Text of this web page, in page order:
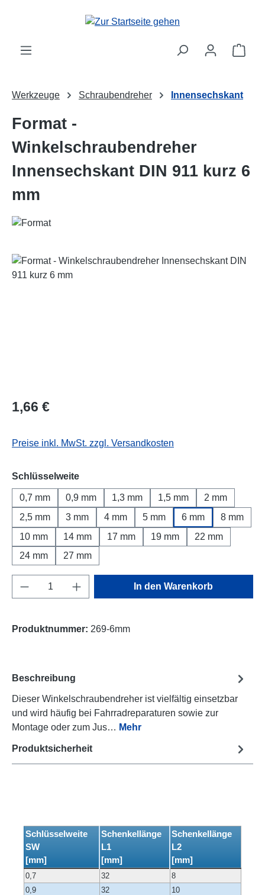
Zum Hauptinhalt springen
Werkzeuge Schraubendreher Innensechskant
Format -
Winkelschraubendreher
Innensechskant DIN 911 kurz 6
mm
Bildergalerie überspringen
Regulärer Preis:
1,66 €
Preise inkl. MwSt. zzgl. Versandkosten
Schlüsselweiteauswählen
0,7 mm 0,9 mm 1,3 mm 1,5 mm
2 mm
2,5 mm
3 mm 4 mm 5 mm 6 mm
8 mm
10 mm
14 mm 17 mm 19 mm
22 mm
24 mm
27 mm
Produkt Anzahl: Gib den gewünschten
In den Warenkorb
Produktnummer: 269-6mm
Beschreibung
Dieser Winkelschraubendreher ist vielfältig einsetzbar
und wird häufig bei Fahrradreparaturen sowie zur
Montage oder zum Jus… Mehr
Produktsicherheit
Schlüsselweite
SW
[mm]
Schenkellänge
L1
[mm]
Schenkellänge
L2
[mm]
0,7 32
8
0,9
32
10